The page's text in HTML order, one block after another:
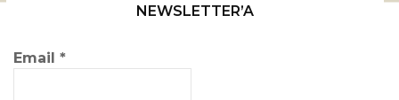
NEWSLETTER’A
Email *